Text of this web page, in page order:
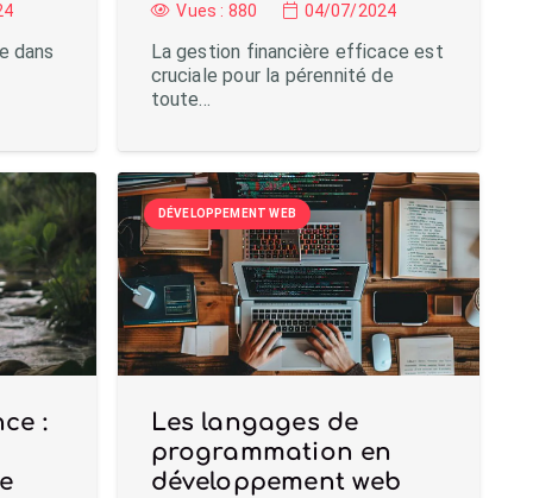
dans
Vues : 880 04/07/2024
La gestion financière efficace est
cruciale pour la pérennité de
toute…
:
DÉVELOPPEMENT WEB
Les langages de
programmation en
développement web